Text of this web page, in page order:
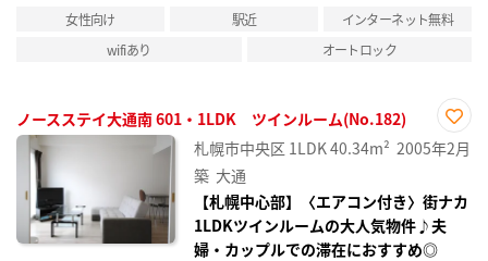
女性向け 駅近
インターネット無料
wifiあり
オートロック
ノースステイ大通南 601・1LDK ツインルーム(No.182)
お気
に入
札幌市中央区 1LDK40.34m² 2005年2月
築 大通
【札幌中心部】〈エアコン付き〉街ナカ
1LDKツインルームの大人気物件♪夫
婦・カップルでの滞在におすすめ◎